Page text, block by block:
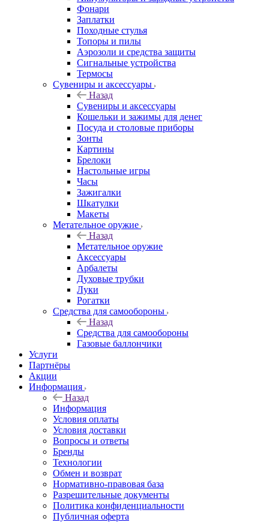
Фонари
Заплатки
Походные стулья
Топоры и пилы
Аэрозоли и средства защиты
Сигнальные устройства
Термосы
Сувениры и аксессуары
Назад
Сувениры и аксессуары
Кошельки и зажимы для денег
Посуда и столовые приборы
Зонты
Картины
Брелоки
Настольные игры
Часы
Зажигалки
Шкатулки
Макеты
Метательное оружие
Назад
Метательное оружие
Аксессуары
Арбалеты
Духовые трубки
Луки
Рогатки
Средства для самообороны
Назад
Средства для самообороны
Газовые баллончики
Услуги
Партнёры
Акции
Информация
Назад
Информация
Условия оплаты
Условия доставки
Вопросы и ответы
Бренды
Технологии
Обмен и возврат
Нормативно-правовая база
Разрешительные документы
Политика конфиденциальности
Публичная оферта